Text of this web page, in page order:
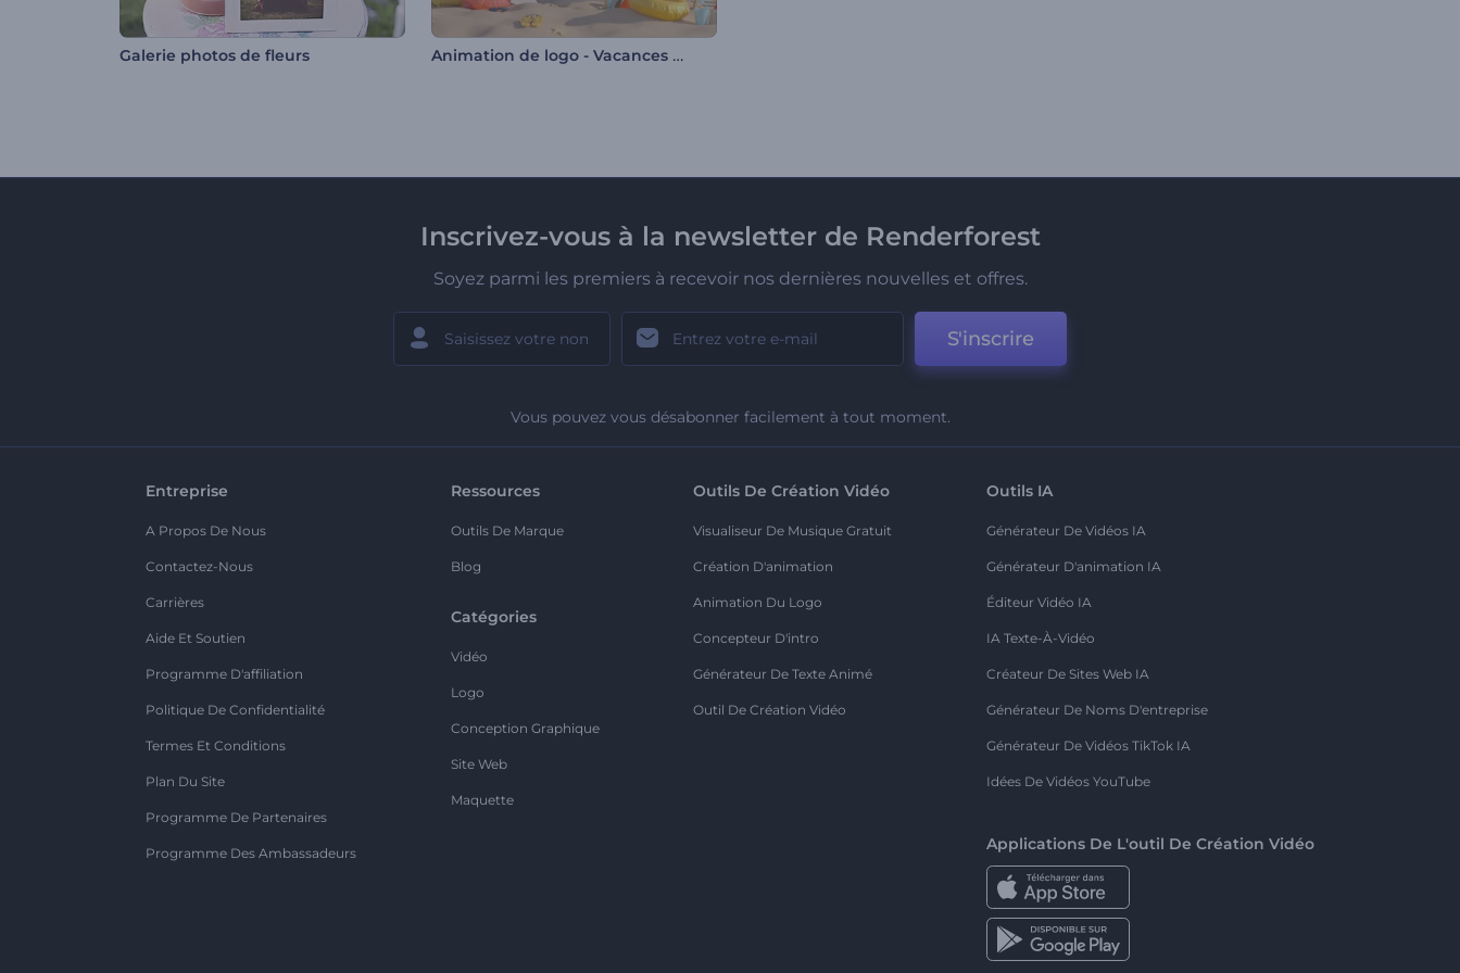
Galerie photos de fleurs Animation de logo - Vacances d'été
Inscrivez-vous à la newsletter de Renderforest
Soyez parmi les premiers à recevoir nos dernières nouvelles et offres.
S'inscrire
Vous pouvez vous désabonner facilement à tout moment.
Entreprise
A Propos De Nous
Contactez-Nous
Carrières
Aide Et Soutien
Programme D'affiliation
Politique De Confidentialité
Termes Et Conditions
Plan Du Site
Programme De Partenaires
Programme Des Ambassadeurs
Ressources
Outils De Marque
Blog
Catégories
Vidéo
Logo
Conception Graphique
Site Web
Maquette
Outils De Création Vidéo
Visualiseur De Musique Gratuit
Création D'animation
Animation Du Logo
Concepteur D'intro
Générateur De Texte Animé
Outil De Création Vidéo
Outils IA
Générateur De Vidéos IA
Générateur D'animation IA
Éditeur Vidéo IA
IA Texte-À-Vidéo
Créateur De Sites Web IA
Générateur De Noms D'entreprise
Générateur De Vidéos TikTok IA
Idées De Vidéos YouTube
Applications De L'outil De Création Vidéo